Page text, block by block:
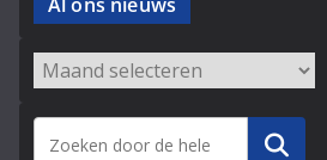
Archieven
Zoeken